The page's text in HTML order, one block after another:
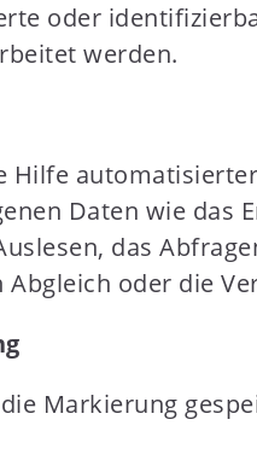
oder
werden.
Daten wie das
das
oder die
Markierung